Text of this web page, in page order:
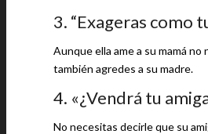
3. “Exageras como
Aunque ella ame a su mamá
también agredes a su madre.
4. «¿Vendrá tu
No necesitas decirle que su